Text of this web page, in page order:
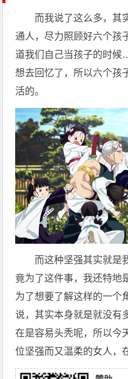
而我说了这么多，其
通人，尽力照顾好六个孩
道我们自己当孩子的时
想去回忆了，所以六个孩
活的。
而这种坚强其实就是
竟为了这件事，我还特地
为了想要了解这样的一个
说，其实本身就是就没有
在是容易头秃呢，所以今
位坚强而又温柔的女人，